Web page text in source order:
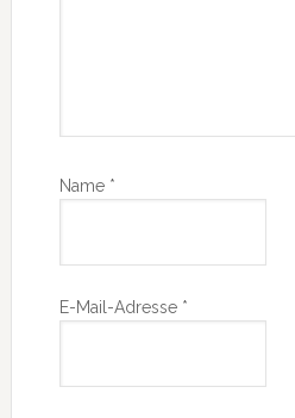
Name *
E-Mail-Adresse *